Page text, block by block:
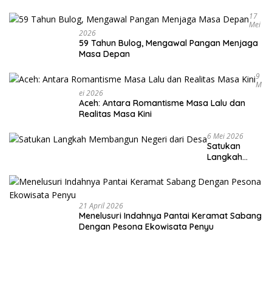
17
Mei
2026
59 Tahun Bulog, Mengawal Pangan Menjaga
Masa Depan
9
M
Ei 2026
Aceh: Antara Romantisme Masa Lalu dan
Realitas Masa Kini
6 Mei 2026
Satukan
Langkah
Negeri dari
Desa
21 April 2026
Menelusuri Indahnya Pantai Keramat Sabang
Dengan Pesona Ekowisata Penyu